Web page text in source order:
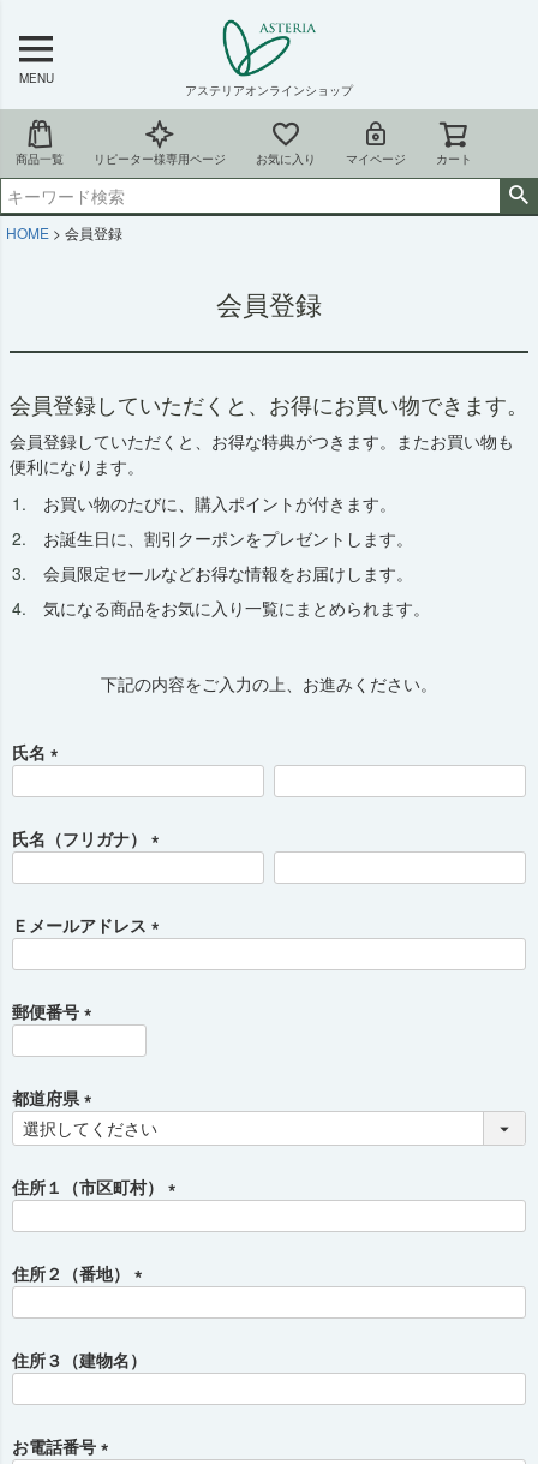
MENU
アステリアオンラインショップ
商品一覧 リピーター様専用ページ お気に入り マイページ カート
HOME 会員登録
会員登録
会員登録していただくと、お得にお買い物できます。
会員登録していただくと、お得な特典がつきます。またお買い物も
便利になります。
お買い物のたびに、購入ポイントが付きます。
お誕生日に、割引クーポンをプレゼントします。
会員限定セールなどお得な情報をお届けします。
気になる商品をお気に入り一覧にまとめられます。
下記の内容をご入力の上、お進みください。
氏名
須
)
氏名（フリガナ）
須
)
Ｅメールアドレス
郵便番号
須
)
都道府県
(
須
)
住所１（市区町村）
)
住所２（番地）
須
)
住所３（建物名）
お電話番号